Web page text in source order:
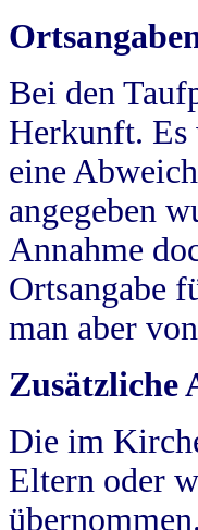
Bei den
Herkunft. Es
eine
angegeben
Annahme
Ortsangabe
man aber
Zusätzliche
Die im
Eltern oder
übernommen.